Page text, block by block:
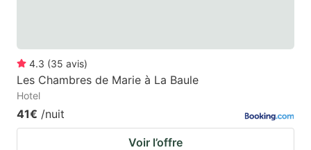
4.3 (35 avis)
Les Chambres de Marie à La Baule
Hotel
41€ /nuit
Voir l’offre